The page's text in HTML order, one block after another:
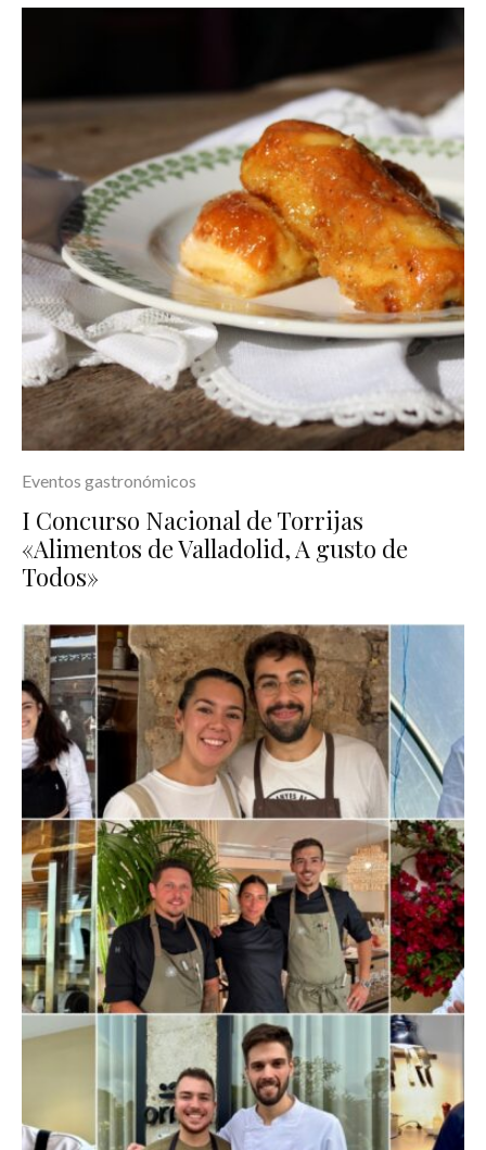
Eventos gastronómicos
I Concurso Nacional de Torrijas
«Alimentos de Valladolid, A gusto de
Todos»